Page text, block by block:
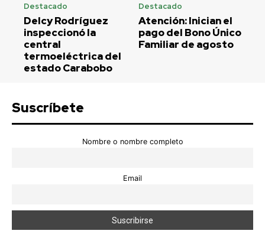
Destacado
Delcy Rodríguez
inspeccionó la
central
termoeléctrica del
estado Carabobo
Destacado
Atención: Inician el
pago del Bono Único
Familiar de agosto
Suscríbete
Nombre o nombre completo
Email